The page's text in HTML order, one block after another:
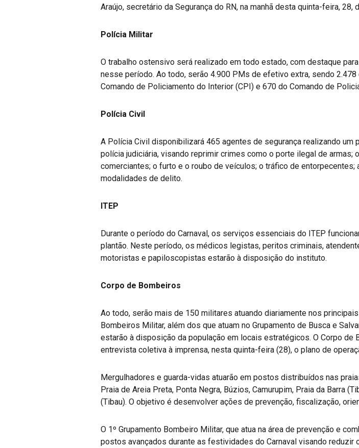
Araújo, secretário da Segurança do RN, na manhã desta quinta-feira,
Polícia Militar
O trabalho ostensivo será realizado em todo estado, com destaque
nesse período. Ao todo, serão 4.900 PMs de efetivo extra, sendo
Comando de Policiamento do Interior (CPI) e 670 do Comando de
Polícia Civil
A Polícia Civil disponibilizará 465 agentes de segurança realizando
polícia judiciária, visando reprimir crimes como o porte ilegal de
comerciantes; o furto e o roubo de veículos; o tráfico de
modalidades de delito.
ITEP
Durante o período do Carnaval, os serviços essenciais do ITEP
plantão. Neste período, os médicos legistas, peritos criminais,
motoristas e papiloscopistas estarão à disposição do instituto.
Corpo de Bombeiros
Ao todo, serão mais de 150 militares atuando diariamente nos
Bombeiros Militar, além dos que atuam no Grupamento de Busca e
estarão à disposição da população em locais estratégicos. O Corpo de
entrevista coletiva à imprensa, nesta quinta-feira (28), o plano de
Mergulhadores e guarda-vidas atuarão em postos distribuídos nas
Praia de Areia Preta, Ponta Negra, Búzios, Camurupim, Praia da Barra
(Tibau). O objetivo é desenvolver ações de prevenção, fiscalização,
O 1º Grupamento Bombeiro Militar, que atua na área de prevenção e
postos avançados durante as festividades do Carnaval visando